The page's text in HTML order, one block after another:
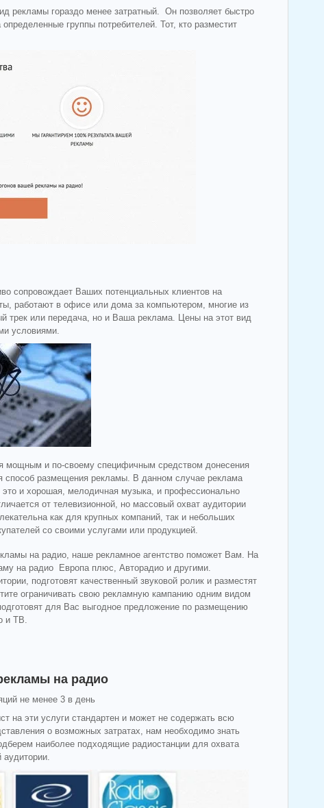
рекламы гораздо менее затратный. Он позволяет быстро
группы потребителей. Тот, кто разместит
сопровождает Ваших потенциальных клиентов на
работают в офисе или дома за компьютером, многие из
трек или передача, но и Ваша реклама. Цены на этот вид
условиями.
мощным и по-своему специфичным средством донесения
способ размещения рекламы. В данном случае реклама
и хорошая, мелодичная музыка, и профессионально
от телевизионной, но массовый охват аудитории
как для крупных компаний, так и небольших
со своими услугами или продукцией.
на радио, наше рекламное агентство поможет Вам. На
на радио Европа плюс, Авторадио и другими.
подготовят качественный звуковой ролик и разместят
ограничивать свою рекламную кампанию одним видом
для Вас выгодное предложение по размещению
и ТВ.
на радио
не менее 3 в день
на эти услуги стандартен и может не содержать всю
о возможных затратах, нам необходимо знать
наиболее подходящие радиостанции для охвата